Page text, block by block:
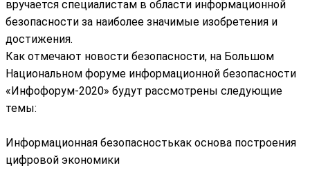
вручается специалистам в области информационной
безопасности за наиболее значимые изобретения и
достижения.
Как отмечают новости безопасности, на Большом
Национальном форуме информационной безопасности
«Инфофорум-2020» будут рассмотрены следующие
темы:
Информационная безопасностькак основа построения
цифровой экономики